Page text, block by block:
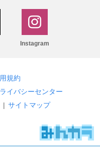
Instagram
規約
イバシーセンター
| サイトマップ